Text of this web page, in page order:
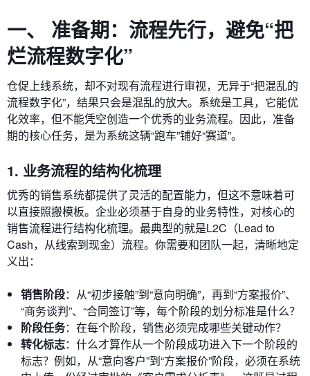
一、 准备期：流程先行，避免“把
烂流程数字化”
仓促上线系统，却不对现有流程进行审视，无异于“把混乱的
流程数字化”，结果只会是混乱的放大。系统是工具，它能优
化效率，但不能凭空创造一个优秀的业务流程。因此，准备
期的核心任务，是为系统这辆“跑车”铺好“赛道”。
1. 业务流程的结构化梳理
优秀的销售系统都提供了灵活的配置能力，但这不意味着可
以直接照搬模板。企业必须基于自身的业务特性，对核心的
销售流程进行结构化梳理。最典型的就是L2C（Lead to
Cash，从线索到现金）流程。你需要和团队一起，清晰地定
义出：
销售阶段：从“初步接触”到“意向明确”，再到“方案报价”、
“商务谈判”、“合同签订”等，每个阶段的划分标准是什么？
阶段任务：在每个阶段，销售必须完成哪些关键动作？
转化标志：什么才算作从一个阶段成功进入下一个阶段的
标志？例如，从“意向客户”到“方案报价”阶段，必须在系统